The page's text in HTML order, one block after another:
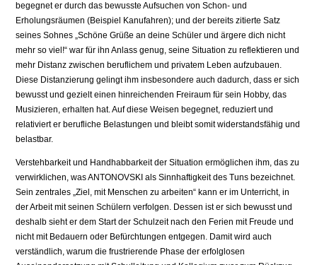
begegnet er durch das bewusste Aufsuchen von Schon- und
Erholungsräumen (Beispiel Kanufahren); und der bereits zitierte Satz
seines Sohnes „Schöne Grüße an deine Schüler und ärgere dich nicht
mehr so viel!“ war für ihn Anlass genug, seine Situation zu reflektieren und
mehr Distanz zwischen beruflichem und privatem Leben aufzubauen.
Diese Distanzierung gelingt ihm insbesondere auch dadurch, dass er sich
bewusst und gezielt einen hinreichenden Freiraum für sein Hobby, das
Musizieren, erhalten hat. Auf diese Weisen begegnet, reduziert und
relativiert er berufliche Belastungen und bleibt somit widerstandsfähig und
belastbar.
Verstehbarkeit und Handhabbarkeit der Situation ermöglichen ihm, das zu
verwirklichen, was ANTONOVSKI als Sinnhaftigkeit des Tuns bezeichnet.
Sein zentrales „Ziel, mit Menschen zu arbeiten“ kann er im Unterricht, in
der Arbeit mit seinen Schülern verfolgen. Dessen ist er sich bewusst und
deshalb sieht er dem Start der Schulzeit nach den Ferien mit Freude und
nicht mit Bedauern oder Befürchtungen entgegen. Damit wird auch
verständlich, warum die frustrierende Phase der erfolglosen